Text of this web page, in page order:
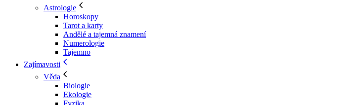
Astrologie
Horoskopy
Tarot a karty
Andělé a tajemná znamení
Numerologie
Tajemno
Zajímavosti
Věda
Biologie
Ekologie
Fyzika